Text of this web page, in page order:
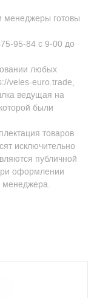
менеджеры готовы
95-84 с 9-00 до
любых
veles-euro.trade,
ведущая на
были
товаров
исключительно
публичной
оформлении